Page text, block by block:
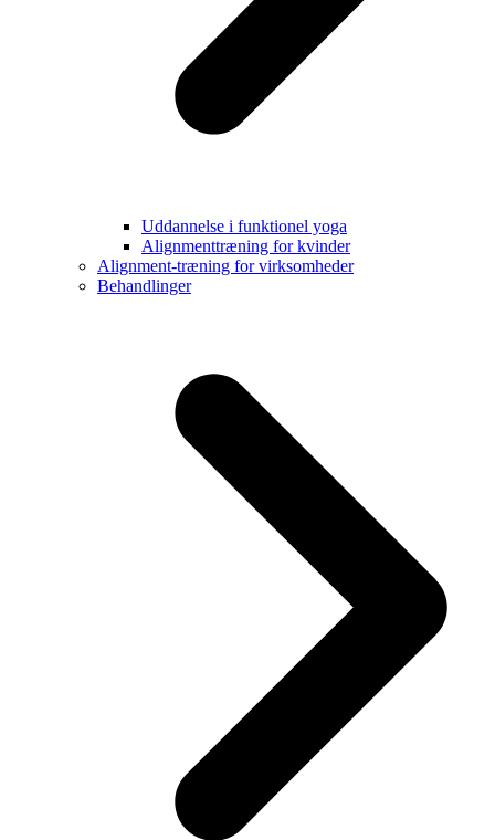
Uddannelse i funktionel yoga
Alignmenttræning for kvinder
Alignment-træning for virksomheder
Behandlinger